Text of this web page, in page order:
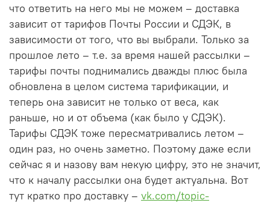
что ответить на него мы не можем – доставка
зависит от тарифов Почты России и СДЭК, в
зависимости от того, что вы выбрали. Только за
прошлое лето – т.е. за время нашей рассылки –
тарифы почты поднимались дважды плюс была
обновлена в целом система тарификации, и
теперь она зависит не только от веса, как
раньше, но и от объема (как было у СДЭК).
Тарифы СДЭК тоже пересматривались летом –
один раз, но очень заметно. Поэтому даже если
сейчас я и назову вам некую цифру, это не значит,
что к началу рассылки она будет актуальна. Вот
тут кратко про доставку – vk.com/topic-